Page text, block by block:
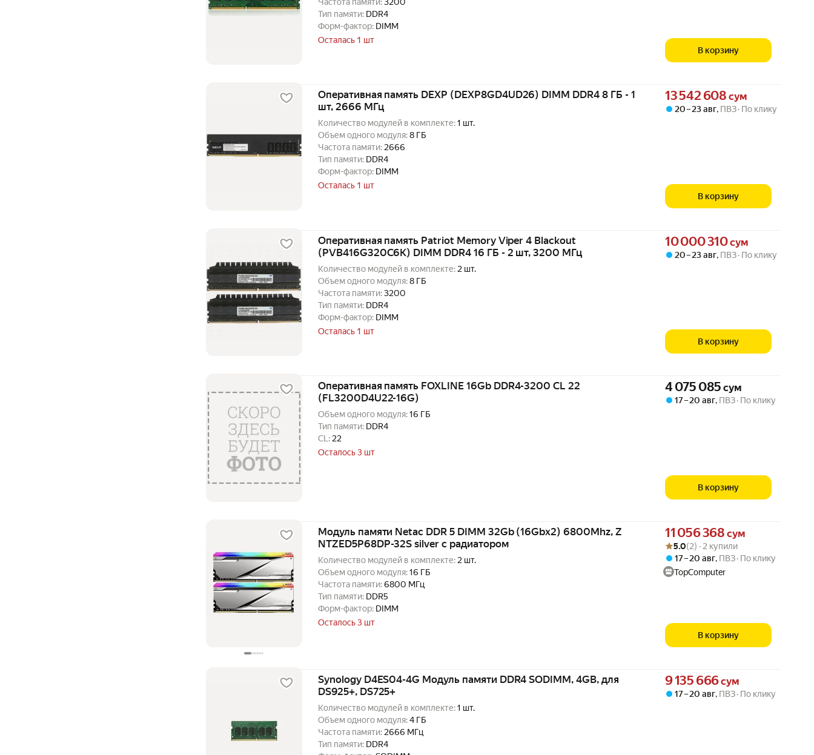
Тип памяти: DDR4
Форм-фактор: DIMM
Осталась 1 шт
В корзину
Оперативная память DEXP (DEXP8GD4UD26) DIMM DDR4 8 ГБ - 1
шт, 2666 МГц
Количество модулей в комплекте:1 шт.
Объем одного модуля:8 ГБ
Частота памяти:2666
Тип памяти: DDR4
Форм-фактор: DIMM
Осталась 1 шт
Цена 13542608 сум вместо
13 542 608 сум
20 – 23 авг, ПВЗ По клику
В корзину
Оперативная память Patriot Memory Viper 4 Blackout
(PVB416G320C6K) DIMM DDR4 16 ГБ - 2 шт, 3200 МГц
Количество модулей в комплекте: 2 шт.
Объем одного модуля:8 ГБ
Частота памяти:3200
Тип памяти: DDR4
Форм-фактор: DIMM
Осталась 1 шт
Цена 10000310 сум вместо
10 000 310сум
20 – 23 авг, ПВЗ По клику
В корзину
Оперативная память FOXLINE 16Gb DDR4-3200 CL 22
(FL3200D4U22-16G)
Объем одного модуля:16 ГБ
Тип памяти: DDR4
CL: 22
Осталось 3 шт
Цена 4075085 сум вместо
4 075 085 сум
17 – 20 авг, ПВЗ По клику
В корзину
Модуль памяти Netac DDR 5 DIMM 32Gb (16Gbx2) 6800Mhz, Z
NTZED5P68DP-32S silver с радиатором
Количество модулей в комплекте: 2 шт.
Объем одного модуля:16 ГБ
Частота памяти:6800 МГц
Тип памяти: DDR5
Форм-фактор: DIMM
Осталось 3 шт
Цена 11056368 сум вместо
11 056 368 сум
Рейтинг товара: 5.0 из 5
Оценок: (2) · 2 купили
5.0(2) · 2 купили
17 – 20 авг, ПВЗ По клику
TopComputer
В корзину
Synology D4ES04-4G Модуль памяти DDR4 SODIMM, 4GB, для
DS925+, DS725+
Количество модулей в комплекте:1 шт.
Объем одного модуля:4 ГБ
Частота памяти: 2666 МГц
Тип памяти: DDR4
Цена 9135666 сум вместо
9 135 666сум
17 – 20 авг, ПВЗ По клику